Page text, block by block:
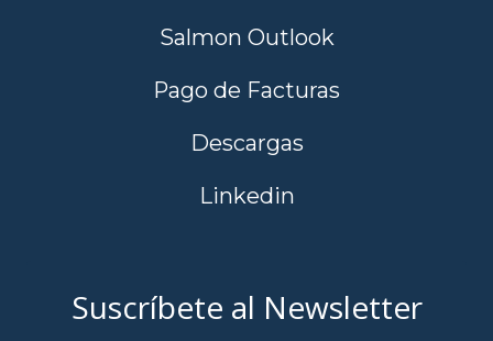
Salmon Outlook
Pago de Facturas
Descargas
Linkedin
Suscríbete al Newsletter